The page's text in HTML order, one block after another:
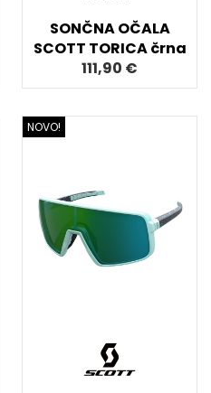
SONČNA OČALA
SCOTT TORICA črna
111,90 €
NOVO!